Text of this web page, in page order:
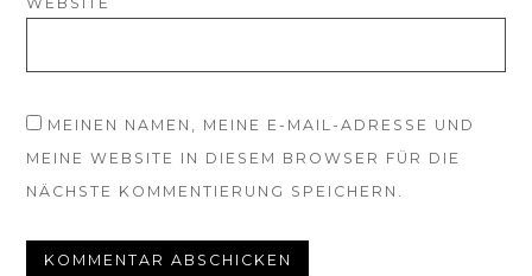
MEINEN NAMEN, MEINE E-MAIL-ADRESSE UND
MEINE WEBSITE IN DIESEM BROWSER FÜR DIE
NÄCHSTE KOMMENTIERUNG SPEICHERN.